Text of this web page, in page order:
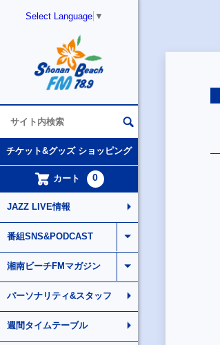
Select Language ▼
チケット&グッズ ショッピング
カート 0
JAZZ LIVE情報
番組SNS&PODCAST
湘南ビーチFMマガジン
パーソナリティ&スタッフ
週間タイムテーブル